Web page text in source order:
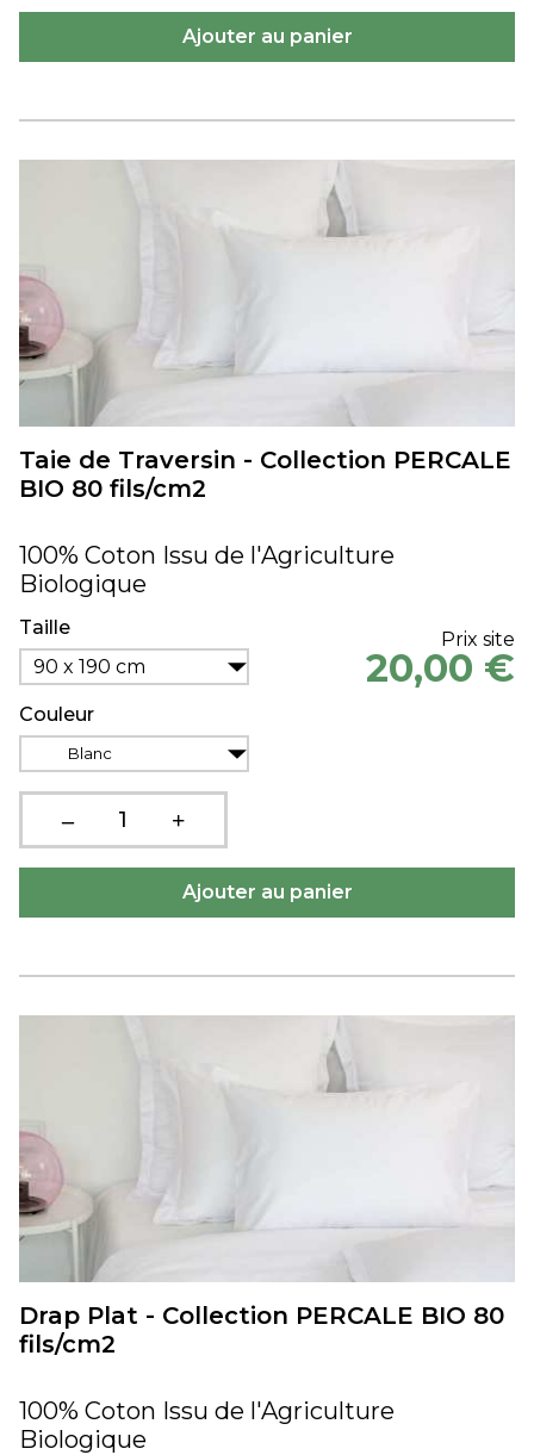
Taie de Traversin - Collection PERCALE
BIO 80 fils/cm2
100% Coton Issu de l'Agriculture
Biologique
Taille
90 x 190 cm
Couleur
Blanc
Prix site
20,00 €
Drap Plat - Collection PERCALE BIO 80
fils/cm2
100% Coton Issu de l'Agriculture
Biologique